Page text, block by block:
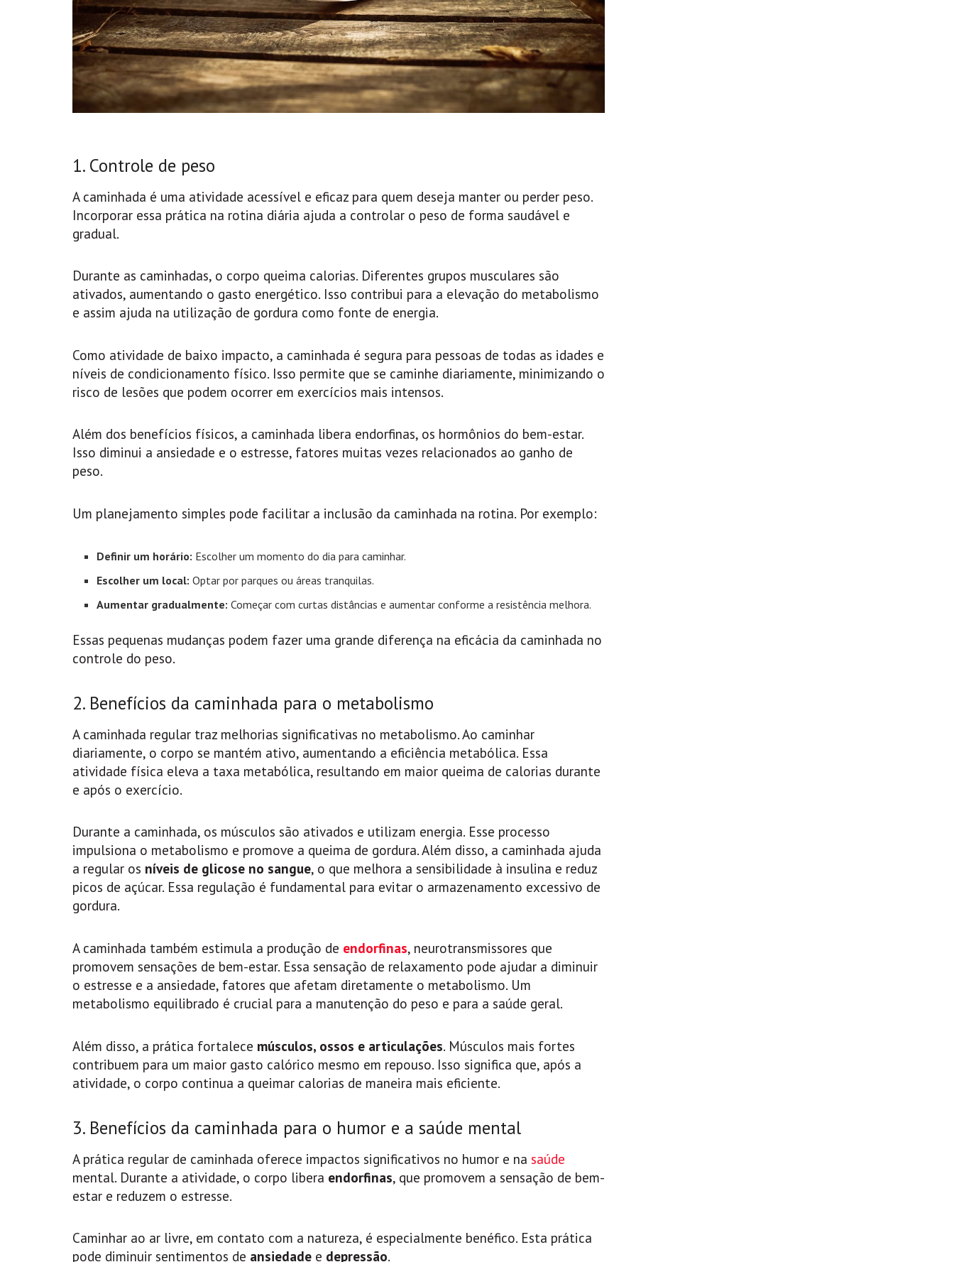
1. Controle de peso
A caminhada é uma atividade acessível e eficaz para quem deseja manter ou perder peso.
Incorporar essa prática na rotina diária ajuda a controlar o peso de forma saudável e
gradual.
Durante as caminhadas, o corpo queima calorias. Diferentes grupos musculares são
ativados, aumentando o gasto energético. Isso contribui para a elevação do metabolismo
e assim ajuda na utilização de gordura como fonte de energia.
Como atividade de baixo impacto, a caminhada é segura para pessoas de todas as idades e
níveis de condicionamento físico. Isso permite que se caminhe diariamente, minimizando o
risco de lesões que podem ocorrer em exercícios mais intensos.
Além dos benefícios físicos, a caminhada libera endorfinas, os hormônios do bem-estar.
Isso diminui a ansiedade e o estresse, fatores muitas vezes relacionados ao ganho de
peso.
Um planejamento simples pode facilitar a inclusão da caminhada na rotina. Por exemplo:
Definir um horário: Escolher um momento do dia para caminhar.
Escolher um local: Optar por parques ou áreas tranquilas.
Aumentar gradualmente: Começar com curtas distâncias e aumentar conforme a resistência melhora.
Essas pequenas mudanças podem fazer uma grande diferença na eficácia da caminhada no
controle do peso.
2. Benefícios da caminhada para o metabolismo
A caminhada regular traz melhorias significativas no metabolismo. Ao caminhar
diariamente, o corpo se mantém ativo, aumentando a eficiência metabólica. Essa
atividade física eleva a taxa metabólica, resultando em maior queima de calorias durante
e após o exercício.
Durante a caminhada, os músculos são ativados e utilizam energia. Esse processo
impulsiona o metabolismo e promove a queima de gordura. Além disso, a caminhada ajuda
a regular os níveis de glicose no sangue, o que melhora a sensibilidade à insulina e reduz
picos de açúcar. Essa regulação é fundamental para evitar o armazenamento excessivo de
gordura.
A caminhada também estimula a produção de endorfinas, neurotransmissores que
promovem sensações de bem-estar. Essa sensação de relaxamento pode ajudar a diminuir
o estresse e a ansiedade, fatores que afetam diretamente o metabolismo. Um
metabolismo equilibrado é crucial para a manutenção do peso e para a saúde geral.
Além disso, a prática fortalece músculos, ossos e articulações. Músculos mais fortes
contribuem para um maior gasto calórico mesmo em repouso. Isso significa que, após a
atividade, o corpo continua a queimar calorias de maneira mais eficiente.
3. Benefícios da caminhada para o humor e a saúde mental
A prática regular de caminhada oferece impactos significativos no humor e na saúde
mental. Durante a atividade, o corpo libera endorfinas, que promovem a sensação de bem-
estar e reduzem o estresse.
Caminhar ao ar livre, em contato com a natureza, é especialmente benéfico. Esta prática
pode diminuir sentimentos de ansiedade e depressão.